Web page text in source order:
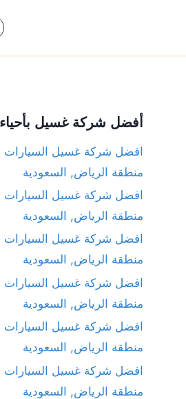
أفضل شركة غسيل
افضل شركة غسيل السيارات
منطقة الرياض, السعودية
افضل شركة غسيل السيارات
منطقة الرياض, السعودية
افضل شركة غسيل السيارات
منطقة الرياض, السعودية
افضل شركة غسيل السيارات
منطقة الرياض, السعودية
افضل شركة غسيل السيارات
منطقة الرياض, السعودية
افضل شركة غسيل السيارات
منطقة الرياض, السعودية